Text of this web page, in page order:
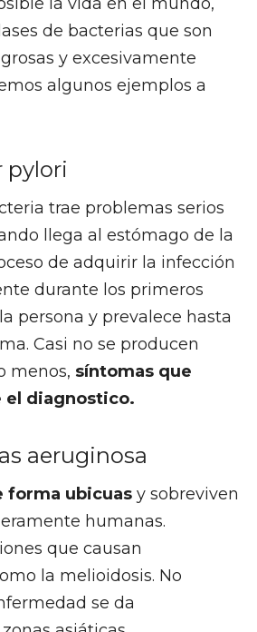
de bacterias que son
y excesivamente
algunos ejemplos a
pylori
trae problemas serios
llega al estómago de la
de adquirir la infección
durante los primeros
persona y prevalece hasta
Casi no se producen
menos, síntomas que
el diagnostico.
aeruginosa
forma ubicuas y sobreviven
humanas.
que causan
la melioidosis. No
se da